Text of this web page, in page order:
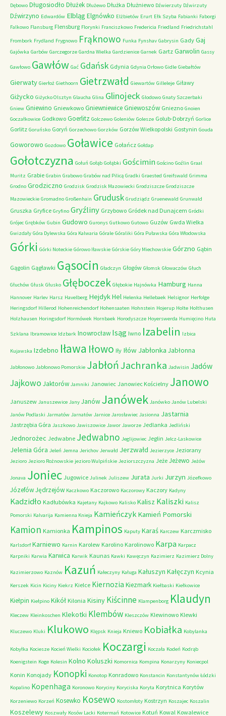
Dębowo Długosiodło Dłużek Dłużewo Dłużka Dłużniewo Dźwierzuty Dźwirzuty
Dźwirzyno Edwardów Elbląg Elgnówko Elżbietów Erurt Ełk Szyba Fabianki Faborgi
Falkowo Flansburg Flensburg Florynki Franciszkowo Fredericia Friedland Friedrichstahl
Frombork Frydland Frygnowo Frąknowo Funka Fynshav Gabrysin Gady Gaj
Gajówka Garbów Garczegorze Gardna Wielka Gardzienice Garnek Gartz Garwolin Gassy
Gawłowo Gawłów Gać Gdańsk Gdynia Gdynia Orłowo Gidle Giebałtów
Gierwaty Gierłoż Giethoorn Gietrzwałd Giewartów Gilleleje Giławy
Giżycko Giżycko Olsztyn Glaucha Glina Glinojeck Glodowo Gnaty Szczerbaki
Gniew Gniewino Gniewkowo GniewniewiceGniewoszów Gniezno Gnoien
Goczałkowice Godkowo Goerlitz Golczewo Goleniów Golesze Golub-Dobrzyń Gorlice
Gorlitz Goruńsko Goryń Gorzechowo Gorzków Gorzów Wielkopolski Gostynin Gouda
Goworowo Gozdowo Goławice Gołańcz Gołdap
Gołotczyzna Gołuń Gołąb Gołąbki Gościmin Gościno Goźlin Graal
Muritz Grabie Grabin Grabowo Grabów nad Pilicą Gradki Graested Greifswald Grimma
Grodno Grodziczno Grodzisk Grodzisk Mazowiecki Grodziszcze Grodziszcze
Mazowieckie Gromadno Großenhain Grudusk Grudziądz Gruenewald Grunwald
Gruszka Gryfice Gryfino Gryźliny Grzybowo Gródek nad Dunajcem Gródki
Grójec Grębków Gubin Gudowo Guronys Gutkowo Gutowo Guzów Gwda Wielka
Gwizdały Góra Dylewska Góra Kalwaria Górale Góraliki Góra Puławska Góra Włodowska
Górki Górki Noteckie Górowo Iławskie Górskie Góry Miechowskie Górzno Gąbin
Gągolin Gągławki Gąsocin Gładczyn Głogów Głomsk Głowaczów Głuch
Głuchów Głusk Głusko Głęboczek Głębokie Hajnówka Hamburg Hanna
Hannover Harlev Harsz Havelberg HejdykHel Helenka Hellebaek Helsignor Herfolge
Heringsdorf Hillerod Hohenreichendorf Hohensaaten Hohnstein Hojerup Holte Holthusen
Holzhausen Horingsdorf Hormówek Hornbaek Horodyszcze Hoyerswerda Humięcino Huta
Szklana Ibramowice Idzbark Inowrocław Isąg Iwno Izabelin Izbica
Kujawska Izdebno Iława Iłowo Iły Iłów Jabłonka Jabłonna
Jabłonowo Jabłonowo Pomorskie JabłońJachranka Jadwisin Jadów
Jajkowo Jaktorów Jamniki Janowiec Janowiec Kościelny Janowo
Januszew Januszewice Jany Janów Janówek Janówko Janów Lubelski
Janów Podlaski Jarmatów Jarnatów Jarnice Jarosławiec Jasionna Jastarnia
Jastrzębia Góra Jaszkowo Jawiszowice Jawor Jaworze Jedlanka Jedliński
Jednorożec Jedwabne Jedwabno Jeglijowiec Jeglin Jelcz-Laskowice
Jelenia Góra Jeleń Jemna Jerichov Jerwałd Jerzwałd Jezierzyce Jeziorany
Jezioro Jezioro Rożnowskie jezioro Wulpińskie Jeziorszczyzna Jeże Jeżewo Jeżów
Jonava Joniec Jugowice Julinek Juliszew Jurata Jurki Jurzyn Józefkowo
JózefówJędrzejów Kaczkowo Kaczorowo Kaczorowy Kaczory Kadyny
Kadzidło Kadłubówka Kajetany Kajkowo Kalisko Kalisz Kaliszki Kalisz
Pomorski Kalvarija Kamienna Knieja Kamieńczyk Kamień Pomorski
Kamion Kamionka Kampinos Kaputy Karaś Karczew Karczmisko
Karlsdorf Karniewo Karnin Karolew Karolino Karolinowo Karpa Karpacz
Karpniki Karwia Karwica Karwik Kaunas Kawki Kawęczyn Kazimierz Kazimierz Dolny
Kazimierzowo Kaznów Kazuń Kałeczyny Kaługa Kałuszyn Kałęczyn Kcynia
Kerszek Kicin Kiciny Kiekrz Kielce Kiernozia Kiezmark Kiełbaski Kiełkowice
Kiełpin Kiełpino Kikół Kilonia Kisiny Kiścinne Klampenborg Klaudyn
Kleczew Kleinkoschen Klekotki Klembów Kleszczów Klewinowo Klewki
Kluczewo Kluki Klukowo Klępsk Knieja Kniewo Kobiałka Kobylanka
Kobyłka Kociesze Kocień Wielki Kociołek Koczargi Koczała Kodeń Kodrąb
Koenigstein Koge Kolesin Kolno Koluszki Komornica Kompina Konarzyny Koniecpol
Konin Konojady Konopki Konotop Konradowo Konstancin Konstantynów Łódzki
Kopalino Kopenhaga Koronowo Koryciny Koryciska Koryta Korytnica Korytów
Korzeniewo Korzeń Kosewko Kosewo Kostomłoty Kostrzyn Koszajec Koszalin
Koszelewy Koszwały Kosów Lacki Kotermań Kotowice Kotuń Kowal Kowalewice